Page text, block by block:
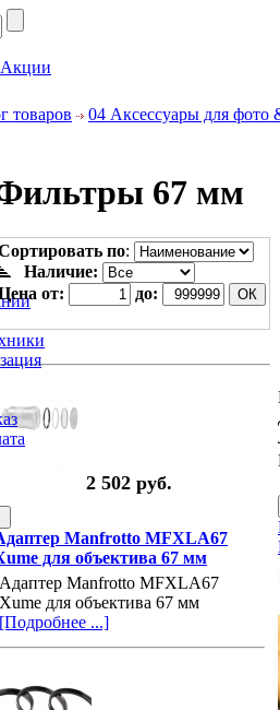
Акции
товаров
04 Аксессуары для фото
67 мм
по:
Наличие:
от:
до:
2 502 руб.
Manfrotto MFXLA67
для объектива 67 мм
Адаптер Manfrotto MFXLA67
Xume для объектива 67 мм
[Подробнее ...]